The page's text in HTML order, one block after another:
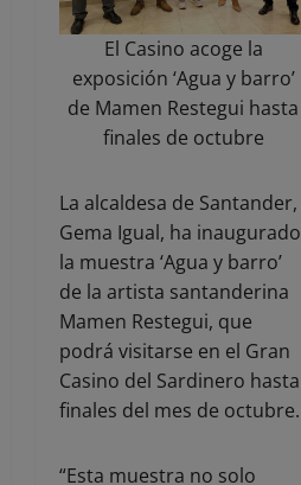
El Casino acoge la
exposición ‘Agua y barro’
de Mamen Restegui hasta
finales de octubre
La alcaldesa de Santander,
Gema Igual, ha inaugurado
la muestra ‘Agua y barro’
de la artista santanderina
Mamen Restegui, que
podrá visitarse en el Gran
Casino del Sardinero hasta
finales del mes de octubre.
“Esta muestra no solo